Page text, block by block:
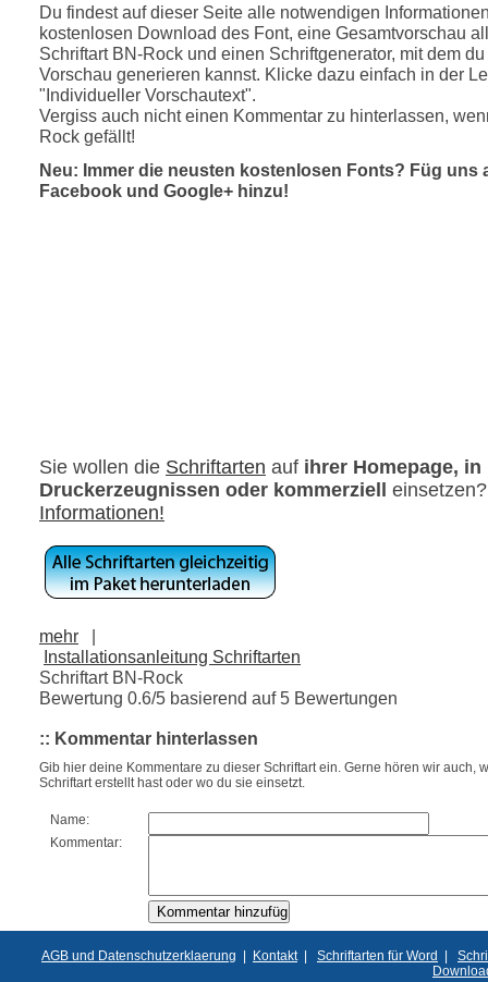
Du findest auf dieser Seite alle notwendigen
kostenlosen Download des Font, eine Gesamtvorschau
Schriftart BN-Rock und einen Schriftgenerator, mit dem
Vorschau generieren kannst. Klicke dazu einfach in der
"Individueller Vorschautext".
Vergiss auch nicht einen Kommentar zu hinterlassen,
Rock gefällt!
Neu: Immer die neusten kostenlosen Fonts? Füg uns
Facebook und Google+ hinzu!
Sie wollen die Schriftarten auf ihrer Homepage, in
Druckerzeugnissen oder kommerziell
Informationen!
mehr
|
Installationsanleitung Schriftarten
Schriftart BN-Rock
Bewertung 0.6/5 basierend auf 5 Bewertungen
:: Kommentar hinterlassen
Gib hier deine Kommentare zu dieser Schriftart ein. Gerne hören wir auch,
Schriftart erstellt hast oder wo du sie einsetzt.
Name:
Kommentar:
AGB und Datenschutzerklaerung | Kontakt| Schriftarten für Word |